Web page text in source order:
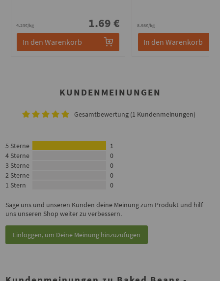
4.23€/kg 1.69 €
In den Warenkorb
8.98€/kg
In den Warenkorb
KUNDENMEINUNGEN
Gesamtbewertung (1 Kundenmeinungen)
5 Sterne
1
4 Sterne
0
3 Sterne
0
2 Sterne
0
1 Stern
0
Sage uns und unseren Kunden deine Meinung zum Produkt und hilf
uns unseren Shop weiter zu verbessern.
Einloggen, um Deine Meinung hinzuzufügen